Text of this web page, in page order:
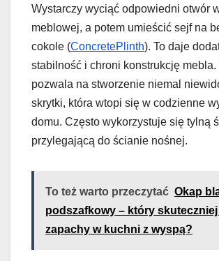
Wystarczy wyciąć odpowiedni otwór
meblowej, a potem umieścić sejf na
cokole (ConcretePlinth). To daje
stabilność i chroni konstrukcję mebla.
pozwala na stworzenie niemal
skrytki, która wtopi się w codzienne
domu. Często wykorzystuje się tylną
przylegającą do ścianie nośnej.
To też warto przeczytać Okap
podszafkowy – który
zapachy w kuchni z wyspą?